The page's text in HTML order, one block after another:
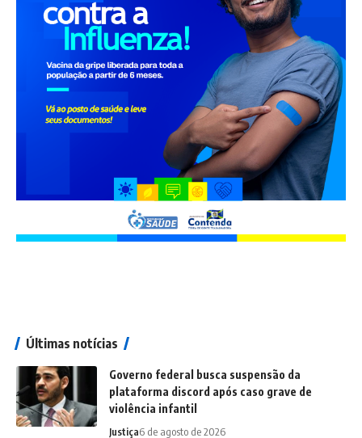
Últimas notícias
Governo federal busca suspensão da
plataforma discord após caso grave de
violência infantil
Justiça6 de agosto de 2026